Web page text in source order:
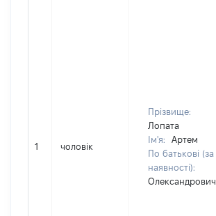
1 чоловік
Прізвище:
Лопата
Ім'я:
Артем
По батькові (за
наявності):
Олександрович